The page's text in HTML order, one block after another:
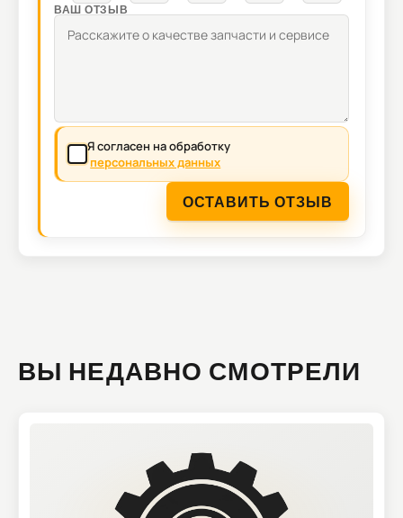
ВАШ ОТЗЫВ
Я согласен на обработку
персональных данных
ОСТАВИТЬ ОТЗЫВ
ВЫ НЕДАВНО СМОТРЕЛИ